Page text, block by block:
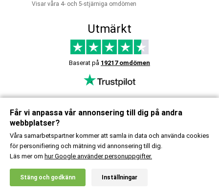
Visar våra 4- och 5-stjärniga omdömen
Utmärkt
Baserat på 19217 omdömen
20% RABATT!
X
20% RABATT PÅ DITT FÖRSTA KÖP!
20% rabatt på ditt första köp! Ta del av nyheter, exklusiva erbjudanden,
inspiration & mycket mer.
Får vi anpassa vår annonsering till dig på andra
webbplatser?
Våra samarbetspartner kommer att samla in data och använda cookies
för personifiering och mätning vid annonsering till dig.
Läs mer om hur Google använder personuppgifter.
Stäng och godkänn Inställningar